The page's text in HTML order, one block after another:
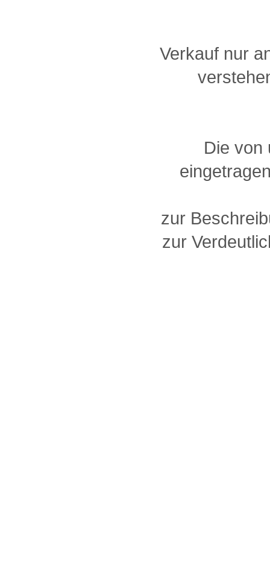
Verkauf nur
Die von
zur
zur